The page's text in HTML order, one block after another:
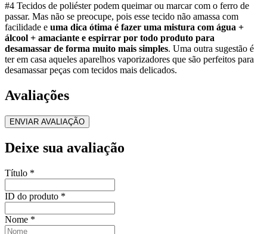
#4 Tecidos de poliéster podem queimar ou marcar com o ferro de
passar. Mas não se preocupe, pois esse tecido não amassa com
facilidade e uma dica ótima é fazer uma mistura com água +
álcool + amaciante e espirrar por todo produto para
desamassar de forma muito mais simples. Uma outra sugestão é
ter em casa aqueles aparelhos vaporizadores que são perfeitos para
desamassar peças com tecidos mais delicados.
Avaliações
ENVIAR AVALIAÇÃO
Deixe sua avaliação
Título *
ID do produto *
Nome *